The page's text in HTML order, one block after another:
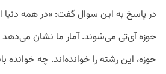
در پاسخ به این سوال گفت: «در همه دنیا
حوزه آی‌تی می‌شوند. آمار ما نشان می‌دهد
حوزه، این رشته را خوانده‌اند. چه